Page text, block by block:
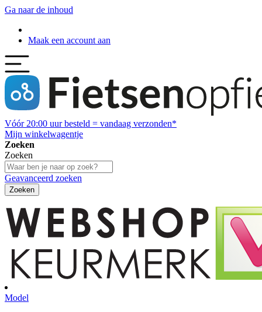
Ga naar de inhoud
Maak een account aan
Vóór 20:00 uur besteld = vandaag verzonden*
Mijn winkelwagentje
Zoeken
Zoeken
Geavanceerd zoeken
Zoeken
Model